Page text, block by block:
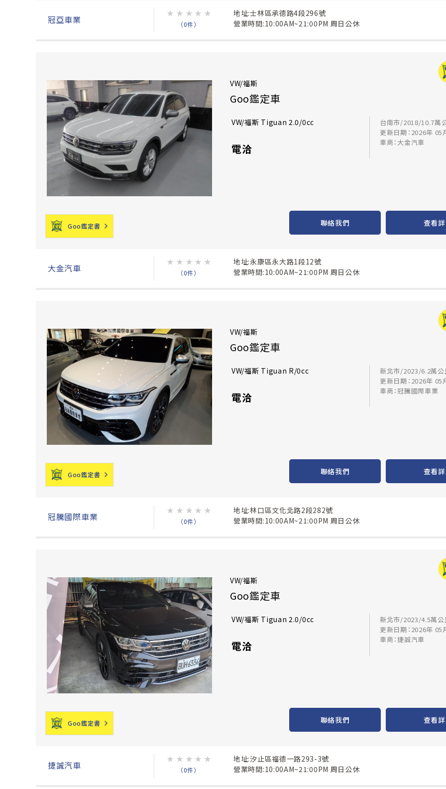
冠亞車業
★ ★ ★ ★ ★
（0件）
地址:士林區承德路4段296號
營業時間:10:00AM~21:00PM 周日公休
VW/福斯
Goo鑑定車
VW/福斯 Tiguan 2.0/0cc
電洽
台南市/2018/10.7萬
更新日期：2026年 05
車商：大金汽車
Goo鑑定書 聯絡我們 查看
大金汽車
★ ★ ★ ★ ★
（0件）
地址:永康區永大路1段12號
營業時間:10:00AM~21:00PM 周日公休
VW/福斯
Goo鑑定車
VW/福斯 Tiguan R/0cc
電洽
新北市/2023/6.2萬公
更新日期：2026年 05
車商：冠騰國際車業
Goo鑑定書 聯絡我們 查看
冠騰國際車業
★ ★ ★ ★ ★
（0件）
地址:林口區文化北路2段282號
營業時間:10:00AM~21:00PM 周日公休
VW/福斯
Goo鑑定車
VW/福斯 Tiguan 2.0/0cc
電洽
新北市/2023/4.5萬公
更新日期：2026年 05
車商：捷誠汽車
Goo鑑定書 聯絡我們 查看
捷誠汽車
★ ★ ★ ★ ★
（0件）
地址:汐止區福德一路293-3號
營業時間:10:00AM~21:00PM 周日公休